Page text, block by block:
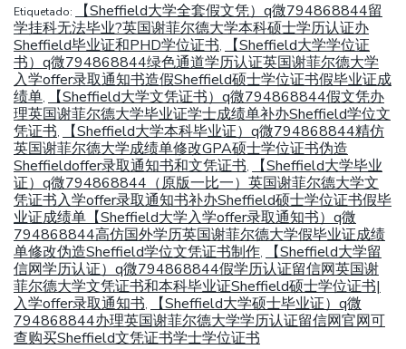
Etiquetado:
【Sheffield大学全套假文凭）q微794868844留
学挂科无法毕业?英国谢菲尔德大学本科硕士学历认证办
Sheffield毕业证和PHD学位证书,
【Sheffield大学学位证
书）q微794868844绿色通道学历认证英国谢菲尔德大学
入学offer录取通知书造假Sheffield硕士学位证书假毕业证成
绩单,
【Sheffield大学文凭证书）q微794868844假文凭办
理英国谢菲尔德大学毕业证学士成绩单补办Sheffield学位文
凭证书,
【Sheffield大学本科毕业证）q微794868844精仿
英国谢菲尔德大学成绩单修改GPA硕士学位证书伪造
Sheffieldoffer录取通知书和文凭证书,
【Sheffield大学毕业
证）q微794868844（原版一比一）英国谢菲尔德大学文
凭证书入学offer录取通知书补办Sheffield硕士学位证书假毕
业证成绩单【Sheffield大学入学offer录取通知书）q微
794868844高仿国外学历英国谢菲尔德大学假毕业证成绩
单修改伪造Sheffield学位文凭证书制作,
【Sheffield大学留
信网学历认证）q微794868844假学历认证留信网英国谢
菲尔德大学文凭证书和本科毕业证Sheffield硕士学位证书|
入学offer录取通知书,
【Sheffield大学硕士毕业证）q微
794868844办理英国谢菲尔德大学学历认证留信网官网可
查购买Sheffield文凭证书学士学位证书